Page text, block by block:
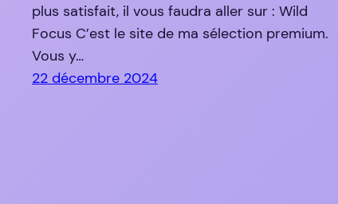
plus satisfait, il vous faudra aller sur : Wild
Focus C’est le site de ma sélection premium.
Vous y…
22 décembre 2024